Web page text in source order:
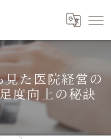
見た医院経営の
度向上の秘訣